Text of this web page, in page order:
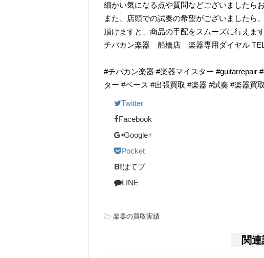
細かい気になる点や質問などございましたら
また、店頭での試奏の希望がございましたら
頂けますと、商品の手配をスムーズに行えます
チバカン楽器 船橋店 楽器専用ダイヤル TEL
#チバカン楽器 #楽器マイスター #guitarrepair
ター #ベース #出張買取 #楽器 #試奏 #楽器買
Twitter
Facebook
Google+
Pocket
B!はてブ
LINE
-楽器の買取実績
関